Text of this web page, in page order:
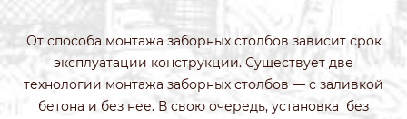
От способа монтажа заборных столбов зависит срок
эксплуатации конструкции. Существует две
технологии монтажа заборных столбов — с заливкой
бетона и без нее. В свою очередь, установка без